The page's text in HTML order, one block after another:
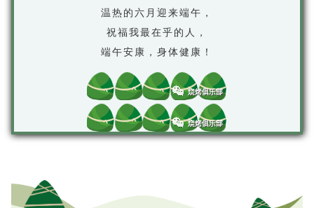
温热的六月迎来端午，
祝福我最在乎的人，
端午安康，身体健康！